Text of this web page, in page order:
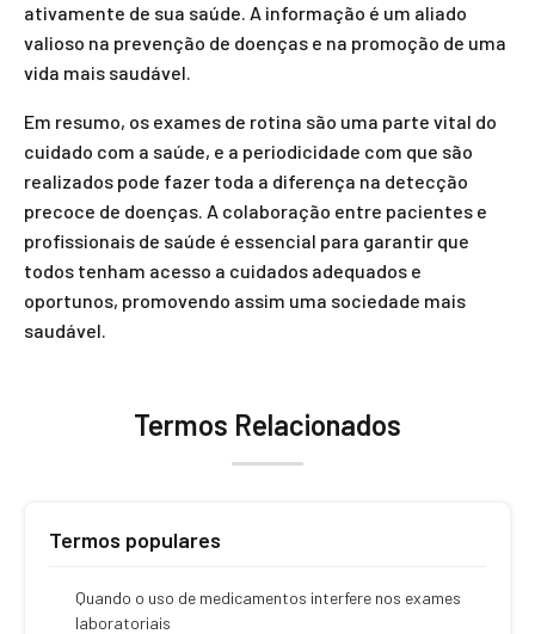
ativamente de sua saúde. A informação é um aliado
valioso na prevenção de doenças e na promoção de uma
vida mais saudável.
Em resumo, os exames de rotina são uma parte vital do
cuidado com a saúde, e a periodicidade com que são
realizados pode fazer toda a diferença na detecção
precoce de doenças. A colaboração entre pacientes e
profissionais de saúde é essencial para garantir que
todos tenham acesso a cuidados adequados e
oportunos, promovendo assim uma sociedade mais
saudável.
Termos Relacionados
Termos populares
Quando o uso de medicamentos interfere nos exames
laboratoriais